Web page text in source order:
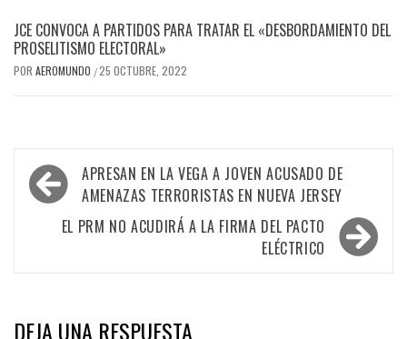
JCE CONVOCA A PARTIDOS PARA TRATAR EL «DESBORDAMIENTO DEL
PROSELITISMO ELECTORAL»
POR AEROMUNDO /25 OCTUBRE, 2022
Navegación
de
entradas
APRESAN EN LA VEGA A JOVEN ACUSADO DE
AMENAZAS TERRORISTAS EN NUEVA JERSEY
EL PRM NO ACUDIRÁ A LA FIRMA DEL PACTO
ELÉCTRICO
DEJA UNA RESPUESTA